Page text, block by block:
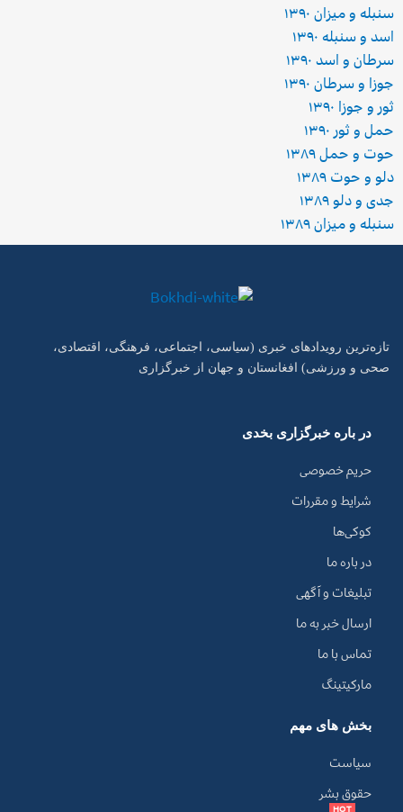
سنبله و میزان ۱۳۹۰
اسد و سنبله ۱۳۹۰
سرطان و اسد ۱۳۹۰
جوزا و سرطان ۱۳۹۰
ثور و جوزا ۱۳۹۰
حمل و ثور ۱۳۹۰
حوت و حمل ۱۳۸۹
دلو و حوت ۱۳۸۹
جدی و دلو ۱۳۸۹
سنبله و میزان ۱۳۸۹
تازه‌ترین رویدادهای خبری (سیاسی، اجتماعی، فرهنگی، اقتصادی،
صحی و ورزشی) افغانستان و جهان از خبرگزاری
در باره خبرگزاری بخدی
حریم خصوصی
شرایط و مقررات
کوکی‌ها
در باره ما
تبلیغات و آگهی
ارسال خبر به ما
تماس با ما
مارکیتینگ
بخش های مهم
سیاست
حقوق بشر
HOT